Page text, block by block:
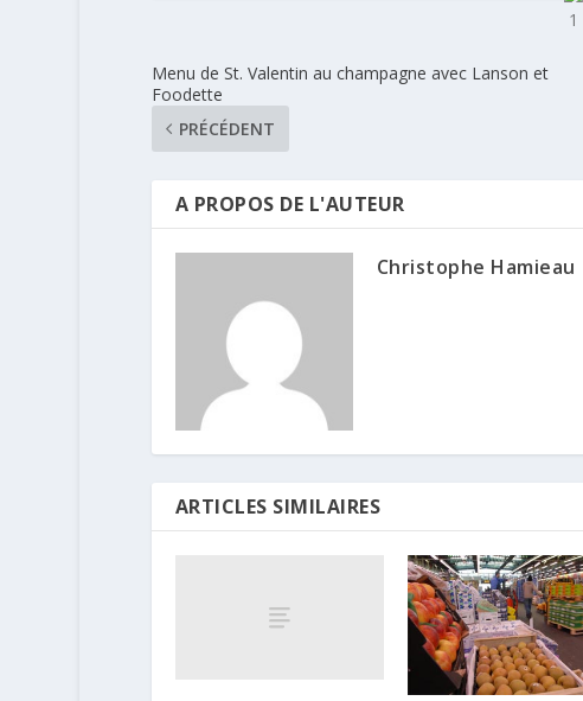
Menu de St. Valentin au champagne avec Lanson et
Foodette
PRÉCÉDENT
A PROPOS DE L'AUTEUR
Christophe Hamieau
ARTICLES SIMILAIRES